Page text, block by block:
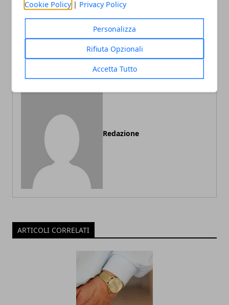
Cookie Policy | Privacy Policy
Personalizza
Rifiuta Opzionali
Accetta Tutto
Alla scoperta dei borghi
più belli della Lombardia
Guida breve per
Redazione
ARTICOLI CORRELATI